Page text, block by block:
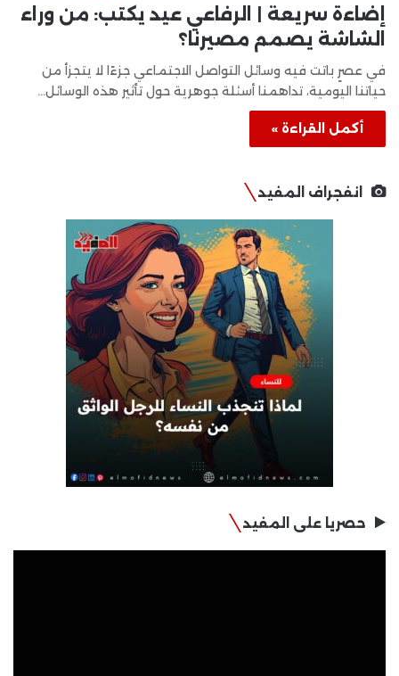
إضاءة سريعة | الرفاعي عيد يكتب: من وراء
الشاشة يصمم مصيرنا؟
في عصرٍ باتت فيه وسائل التواصل الاجتماعي جزءًا لا يتجزأ من
حياتنا اليومية، تداهمنا أسئلة جوهرية حول تأثير هذه الوسائل…
أكمل القراءة »
انفجراف المفيد
حصريا على المفيد